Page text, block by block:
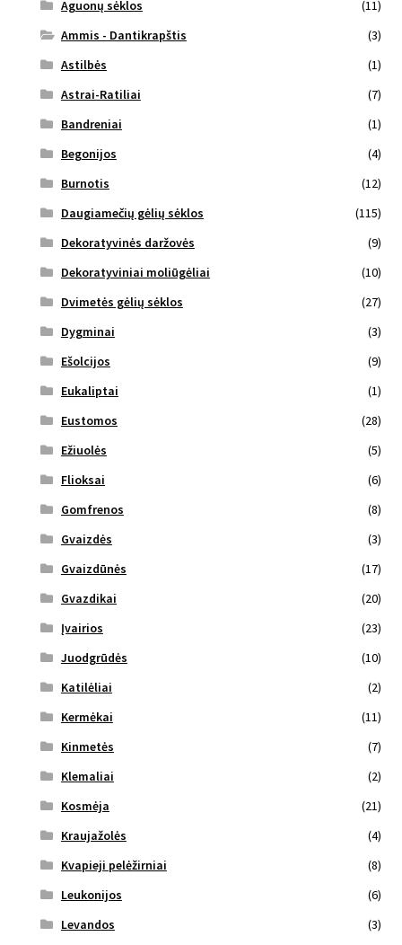
Aguonų sėklos
(11)
Ammis - Dantikrapštis
(3)
Astilbės
(1)
Astrai-Ratiliai
(7)
Bandreniai
(1)
Begonijos
(4)
Burnotis
(12)
Daugiamečių gėlių sėklos
(115)
Dekoratyvinės daržovės
(9)
Dekoratyviniai moliūgėliai
(10)
Dvimetės gėlių sėklos
(27)
Dygminai
(3)
Ešolcijos
(9)
Eukaliptai
(1)
Eustomos
(28)
Ežiuolės
(5)
Flioksai
(6)
Gomfrenos
(8)
Gvaizdės
(3)
Gvaizdūnės
(17)
Gvazdikai
(20)
Įvairios
(23)
Juodgrūdės
(10)
Katilėliai
(2)
Kermėkai
(11)
Kinmetės
(7)
Klemaliai
(2)
Kosmėja
(21)
Kraujažolės
(4)
Kvapieji pelėžirniai
(8)
Leukonijos
(6)
Levandos
(3)